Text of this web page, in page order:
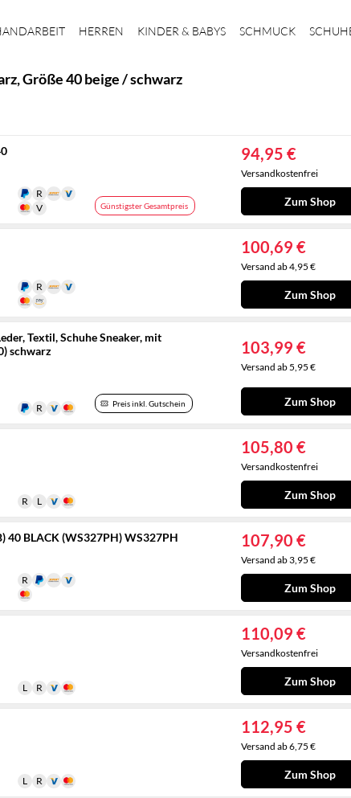
HERREN KINDER & BABYS SCHMUCK
Größe 40 beige / schwarz
Günstigster Gesamtpreis
94,95 €
Versandkostenfrei
Zum Shop
100,69 €
Versand ab 4,95 €
Zum Shop
Textil, Schuhe Sneaker, mit
schwarz
Preis inkl. Gutschein
103,99 €
Versand ab 5,95 €
Zum Shop
105,80 €
Versandkostenfrei
Zum Shop
40 BLACK (WS327PH) WS327PH 107,90 €
Versand ab 3,95 €
Zum Shop
110,09 €
Versandkostenfrei
Zum Shop
112,95 €
Versand ab 6,75 €
Zum Shop